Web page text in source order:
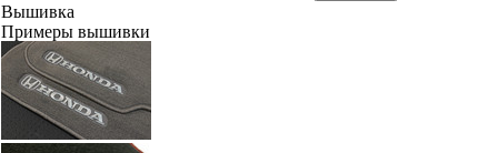
Вышивка
Примеры вышивки